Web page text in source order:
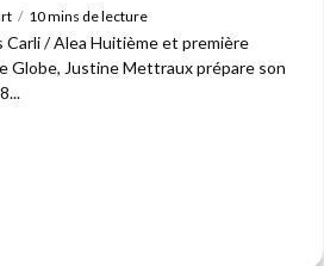
10 mins de lecture
/ Alea Huitième et première
Globe, Justine Mettraux prépare son